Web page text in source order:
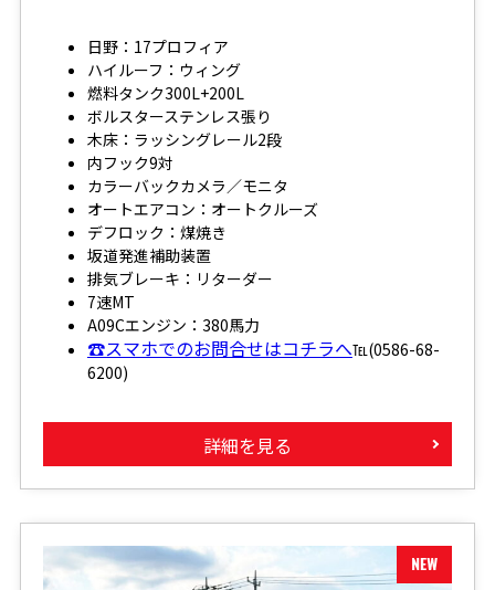
日野：17プロフィア
ハイルーフ：ウィング
燃料タンク300L+200L
ボルスターステンレス張り
木床：ラッシングレール2段
内フック9対
カラーバックカメラ／モニタ
オートエアコン：オートクルーズ
デフロック：煤焼き
坂道発進補助装置
排気ブレーキ：リターダー
7速MT
A09Cエンジン：380馬力
☎スマホでのお問合せはコチラへ℡(0586-68-
6200)
詳細を見る